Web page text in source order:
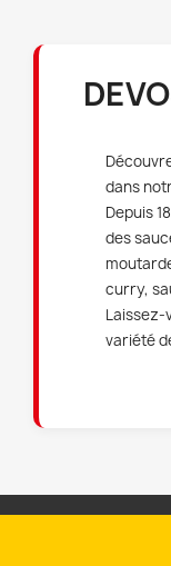
dans
Depuis
des
curry,
Laissez-
variété